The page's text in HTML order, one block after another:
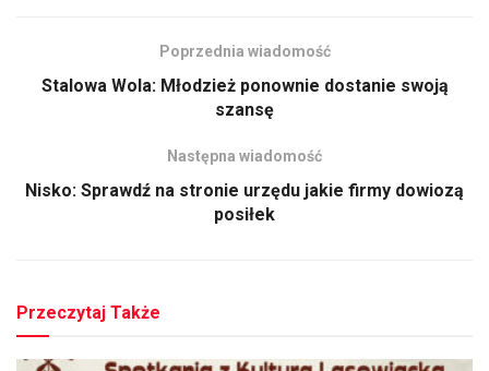
Poprzednia wiadomość
Stalowa Wola: Młodzież ponownie dostanie swoją
szansę
Następna wiadomość
Nisko: Sprawdź na stronie urzędu jakie firmy dowiozą
posiłek
Przeczytaj Także